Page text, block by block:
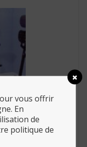
», similicuir noir
vous offrir
En
de
politique de